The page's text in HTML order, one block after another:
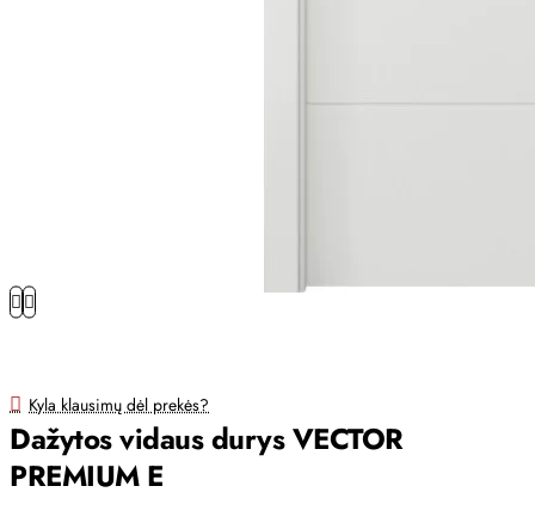
Kyla klausimų dėl prekės?
Dažytos vidaus durys VECTOR
PREMIUM E